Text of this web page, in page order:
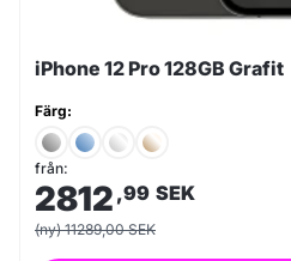
iPhone 12 Pro 128GB Grafit
Färg:
från:
2812 ,99 SEK
(ny) 11289,00 SEK